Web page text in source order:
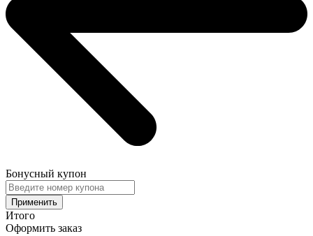
Бонусный купон
Применить
Итого
Оформить заказ